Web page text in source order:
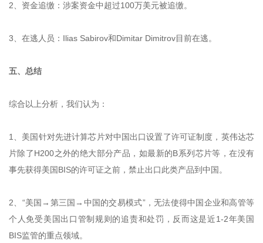
2、资金追缴：涉案资金中超过100万美元被追缴。
3、在逃人员：Ilias Sabirov和Dimitar Dimitrov目前在逃。
五、总结
综合以上分析，我们认为：
1、美国针对先进计算芯片对中国出口设置了许可证制度，英伟达芯
片除了H200之外的绝大部分产品，如最新的B系列芯片等，在没有
事先获得美国BIS的许可证之前，禁止出口此类产品到中国。
2、“美国→第三国→中国的交易模式”，无法使得中国企业和高管等
个人免受美国出口管制规则的追责和处罚，反而这是近1-2年美国
BIS监管的重点领域。